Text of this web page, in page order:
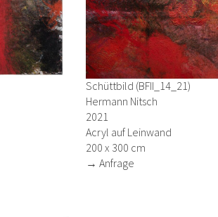
Schüttbild (BFII_14_21)
Hermann Nitsch
2021
Acryl auf Leinwand
200 x 300 cm
→ Anfrage